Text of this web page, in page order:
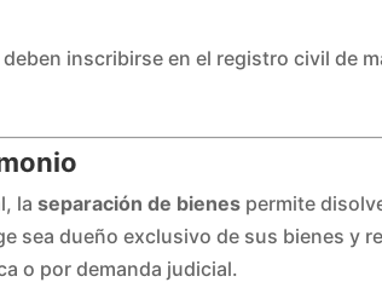
inscribirse en el registro civil de
laseparación de bienes permite
sea dueño exclusivo de sus bienes y
o por demanda judicial.